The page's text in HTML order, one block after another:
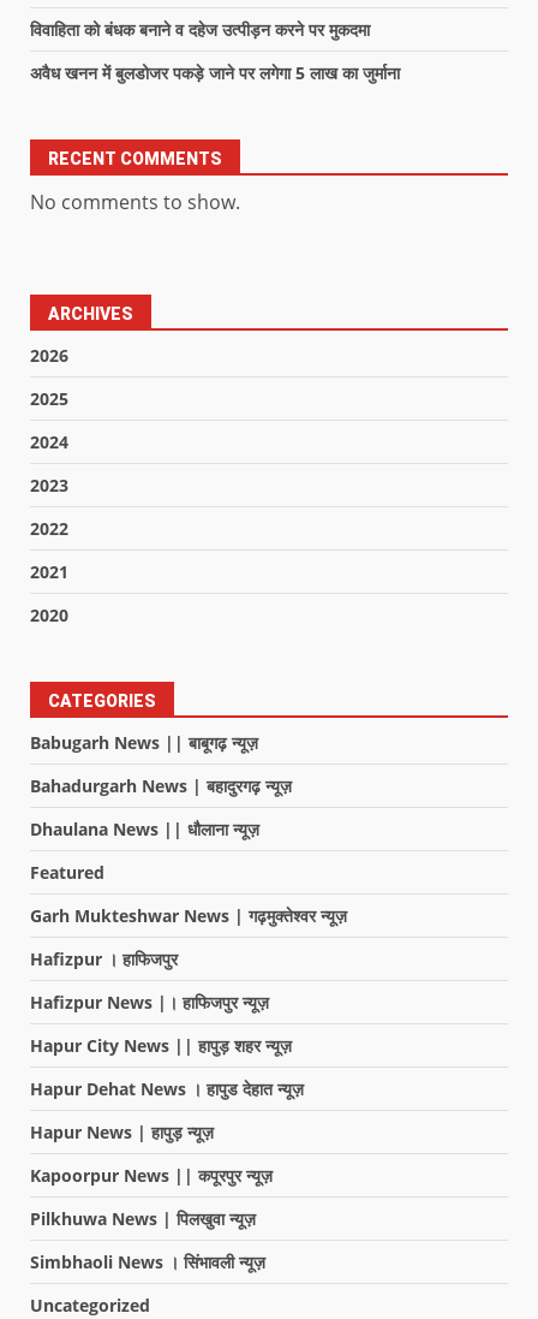
विवाहिता को बंधक बनाने व दहेज उत्पीड़न करने पर मुकदमा
अवैध खनन में बुलडोजर पकड़े जाने पर लगेगा 5 लाख का जुर्माना
RECENT COMMENTS
No comments to show.
ARCHIVES
2026
2025
2024
2023
2022
2021
2020
CATEGORIES
Babugarh News || बाबूगढ़ न्यूज़
Bahadurgarh News | बहादुरगढ़ न्यूज़
Dhaulana News || धौलाना न्यूज़
Featured
Garh Mukteshwar News | गढ़मुक्तेश्वर न्यूज़
Hafizpur । हाफिजपुर
Hafizpur News |। हाफिजपुर न्यूज़
Hapur City News || हापुड़ शहर न्यूज़
Hapur Dehat News । हापुड देहात न्यूज़
Hapur News | हापुड़ न्यूज़
Kapoorpur News || कपूरपुर न्यूज़
Pilkhuwa News | पिलखुवा न्यूज़
Simbhaoli News । सिंभावली न्यूज़
Uncategorized